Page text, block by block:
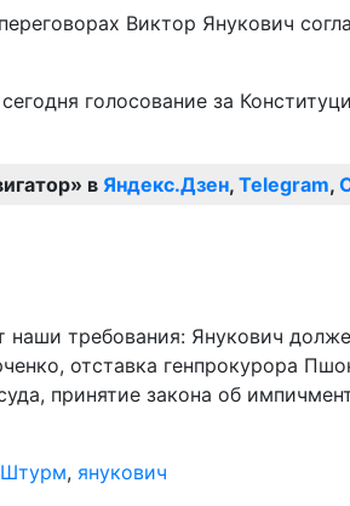
Виктор Янукович
голосование за
в Яндекс.Дзен, Telegram,
требования: Янукович
отставка генпрокурора
принятие закона об
Штурм, янукович